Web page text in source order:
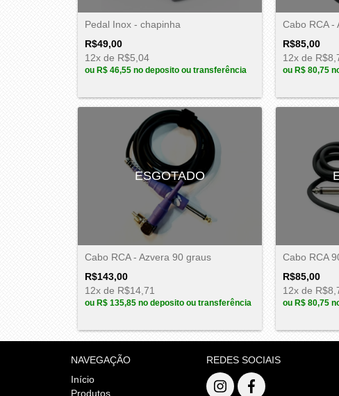
Pedal Inox - chapinha
R$49,00
12x de R$5,04
ou R$ 46,55 no deposito ou transferência
Cabo RCA -
R$85,00
12x de
ou R$ 80,75
ESGOTADO
Cabo RCA - Azvera 90 graus
R$143,00
12x de R$14,71
ou R$ 135,85 no deposito ou transferência
Cabo RCA
R$85,00
12x de
ou R$ 80,75
NAVEGAÇÃO
Início
Produtos
REDES SOCIAIS